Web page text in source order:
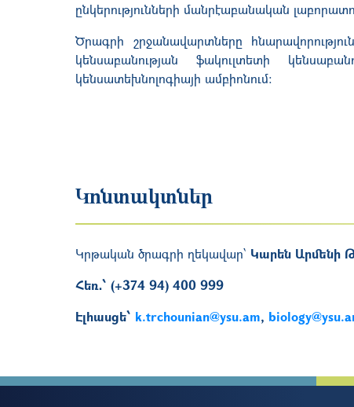
ընկերությունների մանրէաբանական
Ծրագրի շրջանավարտները
կենսաբանության ֆակուլտետի
կենսատեխնոլոգիայի ամբիոնում:
Կոնտակտներ
Կրթական ծրագրի ղեկավար՝ Կարեն Արմենի
Հեռ․՝ (+374 94) 400 999
Էլհասցե՝ k.trchounian@ysu.am,